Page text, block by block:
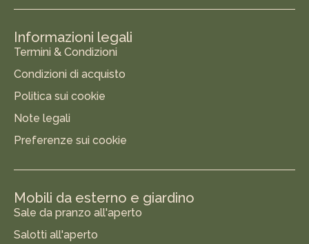
Informazioni legali
Termini & Condizioni
Condizioni di acquisto
Politica sui cookie
Note legali
Preferenze sui cookie
Mobili da esterno e giardino
Sale da pranzo all'aperto
Salotti all'aperto